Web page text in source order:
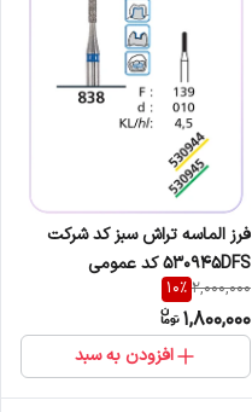
فرز الماسه تراش سبز کد شرکت
530945DFS کد عمومی
838/139/010
2,000,000
10%
1,800,000
افزودن به سبد